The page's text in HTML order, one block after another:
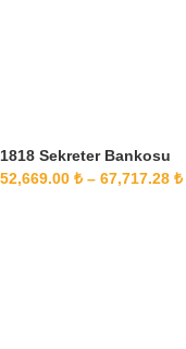
1818 Sekreter Bankosu
52,669.00 ₺ – 67,717.28 ₺